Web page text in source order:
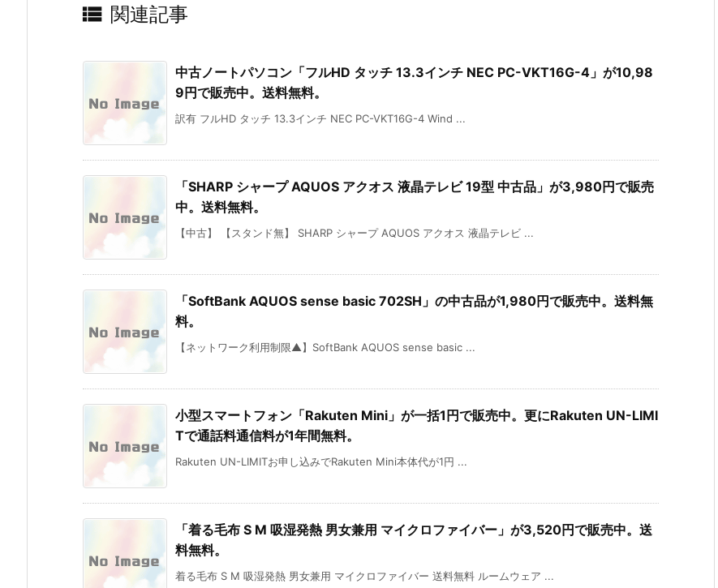
 関連記事
中古ノートパソコン「フルHD タッチ 13.3インチ NEC PC-VKT16G-4」が10,98
9円で販売中。送料無料。
訳有 フルHD タッチ 13.3インチ NEC PC-VKT16G-4 Wind ...
「SHARP シャープ AQUOS アクオス 液晶テレビ 19型 中古品」が3,980円で販売
中。送料無料。
【中古】 【スタンド無】 SHARP シャープ AQUOS アクオス 液晶テレビ ...
「SoftBank AQUOS sense basic 702SH」の中古品が1,980円で販売中。送料無
料。
【ネットワーク利用制限▲】SoftBank AQUOS sense basic ...
小型スマートフォン「Rakuten Mini」が一括1円で販売中。更にRakuten UN-LIMI
Tで通話料通信料が1年間無料。
Rakuten UN-LIMITお申し込みでRakuten Mini本体代が1円 ...
「着る毛布 S M 吸湿発熱 男女兼用 マイクロファイバー」が3,520円で販売中。送
料無料。
着る毛布 S M 吸湿発熱 男女兼用 マイクロファイバー 送料無料 ルームウェア ...